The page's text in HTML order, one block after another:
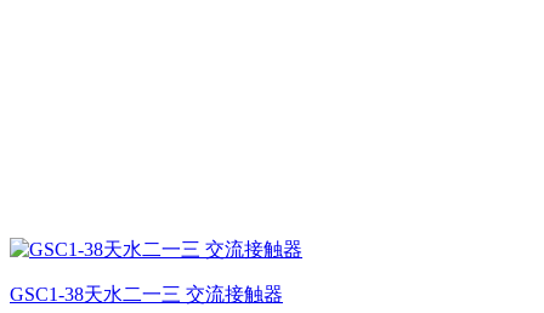
GSC1-38天水二一三 交流接触器